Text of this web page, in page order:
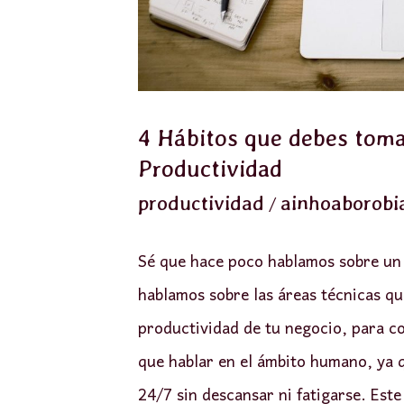
4 Hábitos que debes
Productividad
productividad /
Sé que hace poco hablamos sobre
hablamos sobre las áreas técnicas
productividad de tu negocio, para
que hablar en el ámbito humano,
24/7 sin descansar ni fatigarse. Este
máxima
Productividad